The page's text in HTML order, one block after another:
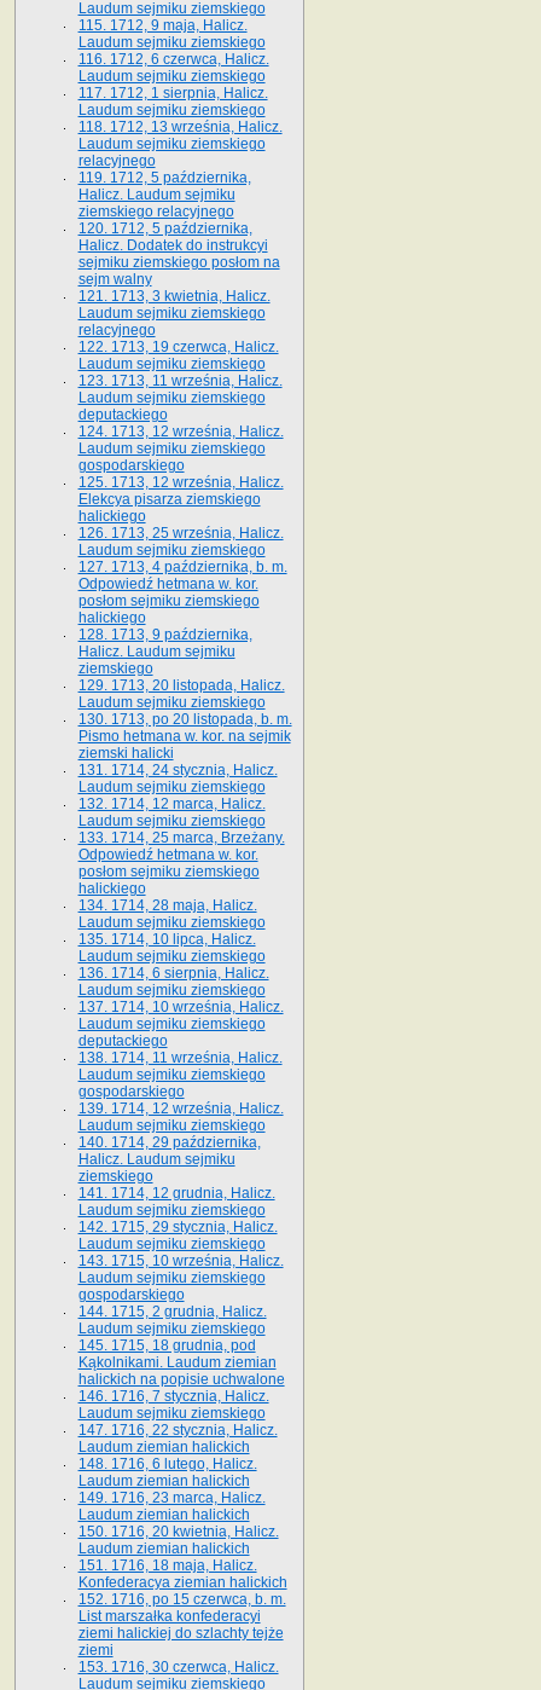
Laudum sejmiku ziemskiego
115. 1712, 9 maja, Halicz.
Laudum sejmiku ziemskiego
116. 1712, 6 czerwca, Halicz.
Laudum sejmiku ziemskiego
117. 1712, 1 sierpnia, Halicz.
Laudum sejmiku ziemskiego
118. 1712, 13 września, Halicz.
Laudum sejmiku ziemskiego
relacyjnego
119. 1712, 5 października,
Halicz. Laudum sejmiku
ziemskiego relacyjnego
120. 1712, 5 października,
Halicz. Dodatek do instrukcyi
sejmiku ziemskiego posłom na
sejm walny
121. 1713, 3 kwietnia, Halicz.
Laudum sejmiku ziemskiego
relacyjnego
122. 1713, 19 czerwca, Halicz.
Laudum sejmiku ziemskiego
123. 1713, 11 września, Halicz.
Laudum sejmiku ziemskiego
deputackiego
124. 1713, 12 września, Halicz.
Laudum sejmiku ziemskiego
gospodarskiego
125. 1713, 12 września, Halicz.
Elekcya pisarza ziemskiego
halickiego
126. 1713, 25 września, Halicz.
Laudum sejmiku ziemskiego
127. 1713, 4 października, b. m.
Odpowiedź hetmana w. kor.
posłom sejmiku ziemskiego
halickiego
128. 1713, 9 października,
Halicz. Laudum sejmiku
ziemskiego
129. 1713, 20 listopada, Halicz.
Laudum sejmiku ziemskiego
130. 1713, po 20 listopada, b. m.
Pismo hetmana w. kor. na sejmik
ziemski halicki
131. 1714, 24 stycznia, Halicz.
Laudum sejmiku ziemskiego
132. 1714, 12 marca, Halicz.
Laudum sejmiku ziemskiego
133. 1714, 25 marca, Brzeżany.
Odpowiedź hetmana w. kor.
posłom sejmiku ziemskiego
halickiego
134. 1714, 28 maja, Halicz.
Laudum sejmiku ziemskiego
135. 1714, 10 lipca, Halicz.
Laudum sejmiku ziemskiego
136. 1714, 6 sierpnia, Halicz.
Laudum sejmiku ziemskiego
137. 1714, 10 września, Halicz.
Laudum sejmiku ziemskiego
deputackiego
138. 1714, 11 września, Halicz.
Laudum sejmiku ziemskiego
gospodarskiego
139. 1714, 12 września, Halicz.
Laudum sejmiku ziemskiego
140. 1714, 29 października,
Halicz. Laudum sejmiku
ziemskiego
141. 1714, 12 grudnia, Halicz.
Laudum sejmiku ziemskiego
142. 1715, 29 stycznia, Halicz.
Laudum sejmiku ziemskiego
143. 1715, 10 września, Halicz.
Laudum sejmiku ziemskiego
gospodarskiego
144. 1715, 2 grudnia, Halicz.
Laudum sejmiku ziemskiego
145. 1715, 18 grudnia, pod
Kąkolnikami. Laudum ziemian
halickich na popisie uchwalone
146. 1716, 7 stycznia, Halicz.
Laudum sejmiku ziemskiego
147. 1716, 22 stycznia, Halicz.
Laudum ziemian halickich
148. 1716, 6 lutego, Halicz.
Laudum ziemian halickich
149. 1716, 23 marca, Halicz.
Laudum ziemian halickich
150. 1716, 20 kwietnia, Halicz.
Laudum ziemian halickich
151. 1716, 18 maja, Halicz.
Konfederacya ziemian halickich
152. 1716, po 15 czerwca, b. m.
List marszałka konfederacyi
ziemi halickiej do szlachty tejże
ziemi
153. 1716, 30 czerwca, Halicz.
Laudum sejmiku ziemskiego